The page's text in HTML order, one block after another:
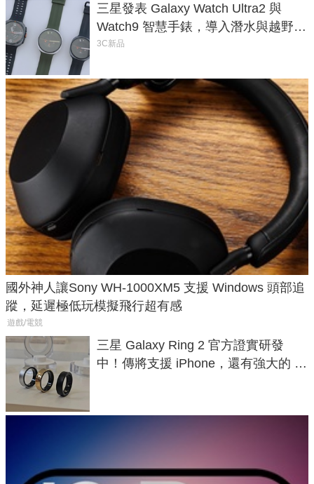
三星發表 Galaxy Watch Ultra2 與
Watch9 智慧手錶，導入潛水與越野跑
導航功能
3C新品
國外神人讓Sony WH-1000XM5 支援 Windows 頭部追
蹤，延遲極低玩模擬飛行超有感
遊戲/電競
三星 Galaxy Ring 2 官方證實研發
中！傳將支援 iPhone，還有強大的 AI